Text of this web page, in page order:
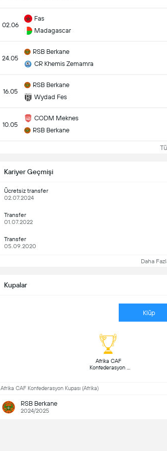
02.06
Fas
Madagascar
24.05
RSB Berkane
CR Khemis Zemamra
16.05
RSB Berkane
Wydad Fes
10.05
CODM Meknes
RSB Berkane
Kariyer Geçmişi
Ücretsiz transfer
02.07.2024
Transfer
01.07.2022
Transfer
05.09.2020
Daha
Kupalar
Klüp
Afrika CAF
Konfederasyon
Afrika CAF Konfederasyon Kupası (Afrika)
RSB Berkane
2024/2025